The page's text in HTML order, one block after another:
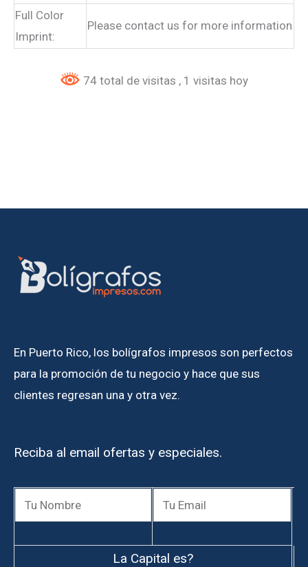
Full Color
Imprint:
Please contact us for more information
74 total de visitas , 1 visitas hoy
En Puerto Rico, los bolígrafos impresos son perfectos
para la promoción de tu negocio y hace que sus
clientes regresan una y otra vez.
Reciba al email ofertas y especiales.
La Capital es?